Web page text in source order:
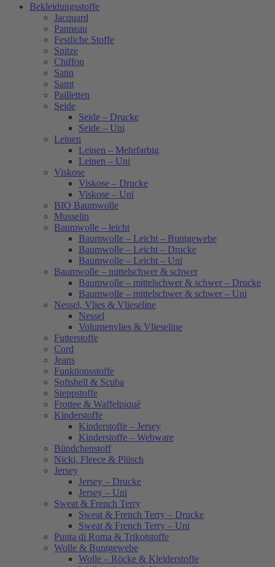
Bekleidungsstoffe
Jacquard
Panneau
Festliche Stoffe
Spitze
Chiffon
Satin
Samt
Pailletten
Seide
Seide – Drucke
Seide – Uni
Leinen
Leinen – Mehrfarbig
Leinen – Uni
Viskose
Viskose – Drucke
Viskose – Uni
BIO Baumwolle
Musselin
Baumwolle – leicht
Baumwolle – Leicht – Buntgewebe
Baumwolle – Leicht – Drucke
Baumwolle – Leicht – Uni
Baumwolle – mittelschwer & schwer
Baumwolle – mittelschwer & schwer – Drucke
Baumwolle – mittelschwer & schwer – Uni
Nessel, Vlies & Vlieseline
Nessel
Volumenvlies & Vlieseline
Futterstoffe
Cord
Jeans
Funktionsstoffe
Softshell & Scuba
Steppstoffe
Frottee & Waffelpiqué
Kinderstoffe
Kinderstoffe – Jersey
Kinderstoffe – Webware
Bündchenstoff
Nicki, Fleece & Plüsch
Jersey
Jersey – Drucke
Jersey – Uni
Sweat & French Terry
Sweat & French Terry – Drucke
Sweat & French Terry – Uni
Punta di Roma & Trikotstoffe
Wolle & Buntgewebe
Wolle – Röcke & Kleiderstoffe